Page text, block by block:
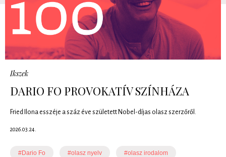
Ikszek
DARIO FO PROVOKATÍV SZÍNHÁZA
Fried Ilona esszéje a száz éve született Nobel-díjas olasz szerzőről.
2026.03.24.
#Dario Fo #olasz nyelv #olasz irodalom